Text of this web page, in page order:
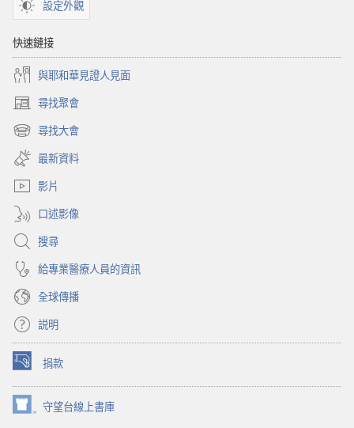
設定外觀
快速鏈接
與耶和華見證人見面
尋找聚會
（開
啟
新
視
窗）
尋找大會
（開
啟
新
視
最新資料
影片
口述影像
搜尋
給專業醫療人員的資訊
全球傳播
説明
捐款
（開
啟
新
視
守望台線上書庫
（開